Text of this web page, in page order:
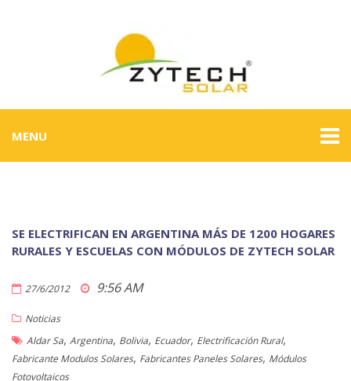
MENU
SE ELECTRIFICAN EN ARGENTINA MÁS DE 1200 HOGARES
RURALES Y ESCUELAS CON MÓDULOS DE ZYTECH SOLAR
27/6/2012 9:56 AM
Noticias
Aldar Sa, Argentina, Bolivia, Ecuador, Electrificación Rural,
Fabricante Modulos Solares, Fabricantes Paneles Solares, Módulos
Fotovoltaicos